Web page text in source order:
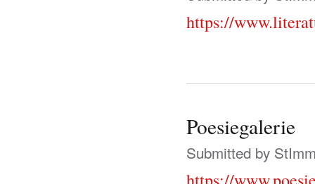
https://
Poesiegalerie
Submitted by